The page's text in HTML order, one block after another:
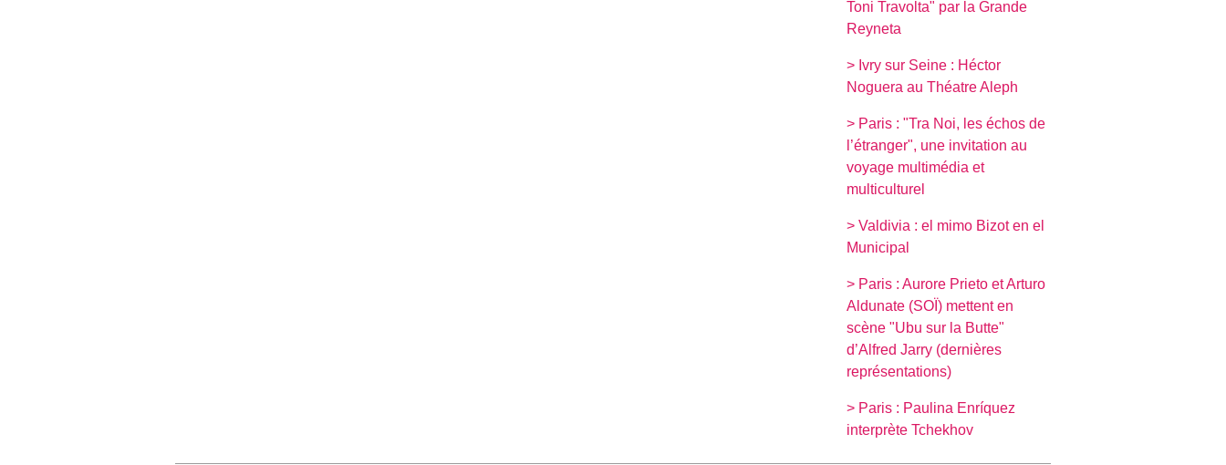
Toni Travolta" par la Grande
Reyneta
> Ivry sur Seine : Héctor
Noguera au Théatre Aleph
> Paris : "Tra Noi, les échos de
l’étranger", une invitation au
voyage multimédia et
multiculturel
> Valdivia : el mimo Bizot en el
Municipal
> Paris : Aurore Prieto et Arturo
Aldunate (SOÏ) mettent en
scène "Ubu sur la Butte"
d’Alfred Jarry (dernières
représentations)
> Paris : Paulina Enríquez
interprète Tchekhov